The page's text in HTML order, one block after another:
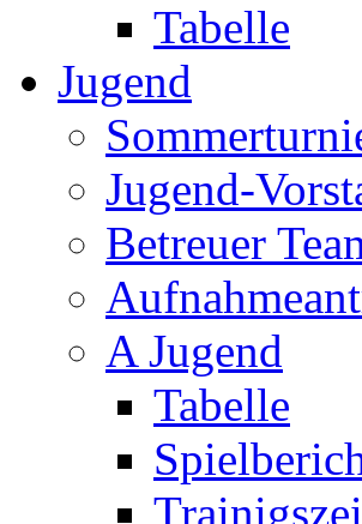
Tabelle
Jugend
Jugend-
Betreuer
A Jugend
Tabelle